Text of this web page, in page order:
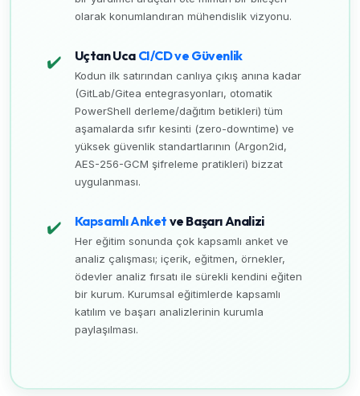
olarak konumlandıran mühendislik vizyonu.
✔️ Uçtan Uca CI/CD ve Güvenlik
Kodun ilk satırından canlıya çıkış anına kadar
(GitLab/Gitea entegrasyonları, otomatik
PowerShell derleme/dağıtım betikleri) tüm
aşamalarda sıfır kesinti (zero-downtime) ve
yüksek güvenlik standartlarının (Argon2id,
AES-256-GCM şifreleme pratikleri) bizzat
uygulanması.
✔️ Kapsamlı Anket ve Başarı Analizi
Her eğitim sonunda çok kapsamlı anket ve
analiz çalışması; içerik, eğitmen, örnekler,
ödevler analiz fırsatı ile sürekli kendini eğiten
bir kurum. Kurumsal eğitimlerde kapsamlı
katılım ve başarı analizlerinin kurumla
paylaşılması.